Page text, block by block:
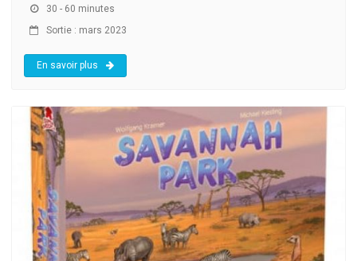
30 - 60 minutes
Sortie : mars 2023
En savoir plus